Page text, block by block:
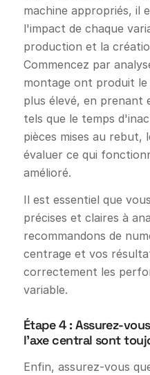
machine appropriés, il
l'impact de chaque
production et la
Commencez par
montage ont produit
plus élevé, en prenant
tels que le temps
pièces mises au rebut,
évaluer ce qui
amélioré.
Il est essentiel que
précises et claires à
recommandons de
centrage et vos
correctement les
variable.
Étape 4 : Assurez-
l'axe central sont
Enfin, assurez-vous